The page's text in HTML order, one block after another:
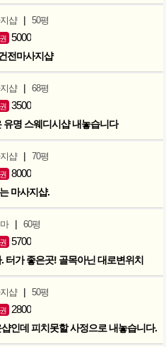
샵 | 50평
권 5000
전마사지샵
샵 | 68평
권 3500
유명 스웨디시샵 내놓습니다
샵 | 70평
권 8000
마사지샵.
| 60평
권 5700
터가 좋은곳! 골목아닌 대로변위치
샵 | 50평
권 2800
인데 피치못할 사정으로 내놓습니다.